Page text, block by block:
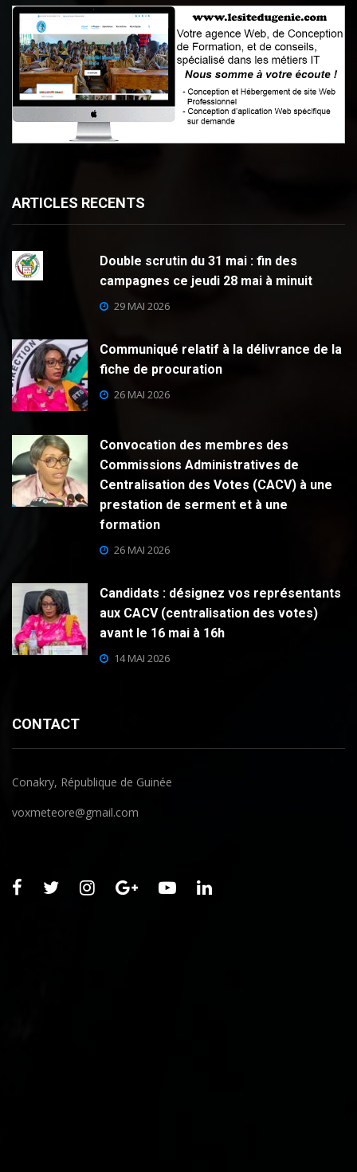
ARTICLES RECENTS
Double scrutin du 31 mai : fin des
campagnes ce jeudi 28 mai à minuit
29 MAI 2026
Communiqué relatif à la délivrance de la
fiche de procuration
26 MAI 2026
Convocation des membres des
Commissions Administratives de
Centralisation des Votes (CACV) à une
prestation de serment et à une
formation
26 MAI 2026
Candidats : désignez vos représentants
aux CACV (centralisation des votes)
avant le 16 mai à 16h
14 MAI 2026
CONTACT
Conakry, République de Guinée
voxmeteore@gmail.com